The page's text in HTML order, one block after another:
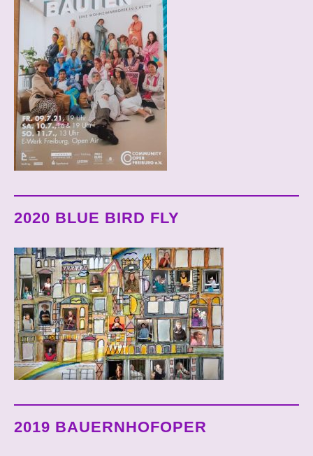
2020 BLUE BIRD FLY
2019 BAUERNHOFOPER